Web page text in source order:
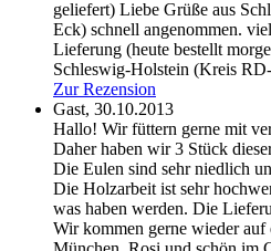
geliefert) Liebe Grüße aus
Eck) schnell angenommen.
Lieferung (heute bestellt
Schleswig-Holstein (Kreis
Zur Rezension
Gast, 30.10.2013
Hallo! Wir füttern gerne mit
Daher haben wir 3 Stück
Die Eulen sind sehr niedlich
Die Holzarbeit ist sehr
was haben werden. Die
Wir kommen gerne wieder